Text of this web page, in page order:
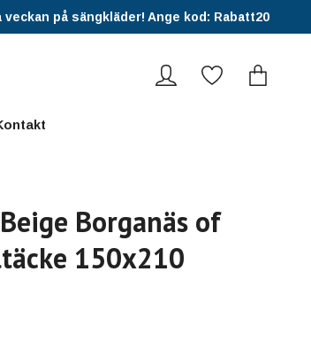
på sängkläder! Ange kod: Rabatt20
Borganäs of
150x210